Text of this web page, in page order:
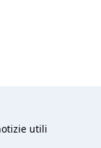
utili